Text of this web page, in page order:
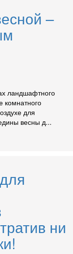
–
ландшафтного
комнатного
для
весны д...
ни